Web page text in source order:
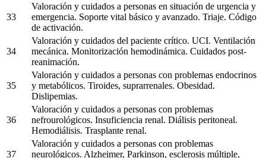
33
Valoración y cuidados a personas en situación de urgencia y
emergencia. Soporte vital básico y avanzado. Triaje. Código
de activación.
34
Valoración y cuidados del paciente crítico. UCI. Ventilación
mecánica. Monitorización hemodinámica. Cuidados post-
reanimación.
35
Valoración y cuidados a personas con problemas endocrinos
y metabólicos. Tiroides, suprarrenales. Obesidad.
Dislipemias.
36
Valoración y cuidados a personas con problemas
nefrourológicos. Insuficiencia renal. Diálisis peritoneal.
Hemodiálisis. Trasplante renal.
37
Valoración y cuidados a personas con problemas
neurológicos. Alzheimer, Parkinson, esclerosis múltiple,